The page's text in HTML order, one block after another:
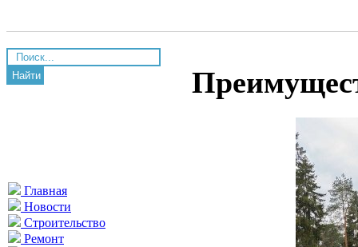
Найти
Главная
Новости
Строительство
Ремонт